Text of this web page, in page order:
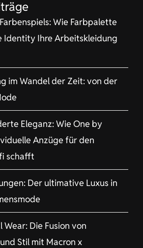
Wie Farbpalette
Identity Ihre Arbeitskleidung
im Wandel der Zeit: von der
Eleganz: Wie One by
Anzüge für den
schafft
Der ultimative Luxus in
Wear: Die Fusion von
Stil mit Macron x